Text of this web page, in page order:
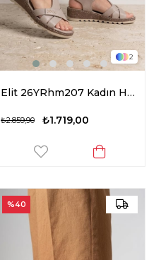
2
Elit 26YRhm207 Kadın Hakiki Deri Ortopedik Düz Sandalet Gri
₺1.719,00
₺2.859,90
%40